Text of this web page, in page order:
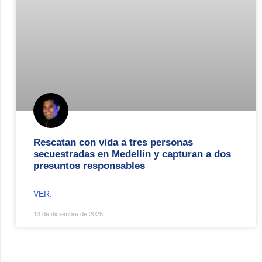
Rescatan con vida a tres personas
secuestradas en Medellín y capturan a dos
presuntos responsables
VER.
13 de diciembre de 2025